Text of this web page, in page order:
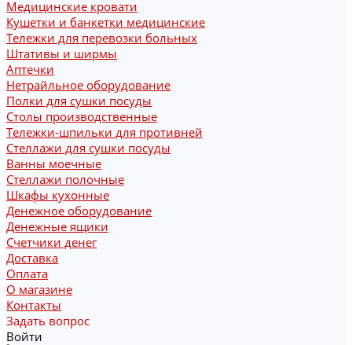
Медицинские кровати
Кушетки и банкетки медицинские
Тележки для перевозки больных
Штативы и ширмы
Аптечки
Нетрайльное оборудование
Полки для сушки посуды
Столы производственные
Тележки-шпильки для противней
Стеллажи для сушки посуды
Ванны моечные
Стеллажи полочные
Шкафы кухонные
Денежное оборудование
Денежные ящики
Счетчики денег
Доставка
Оплата
О магазине
Контакты
Задать вопрос
Войти